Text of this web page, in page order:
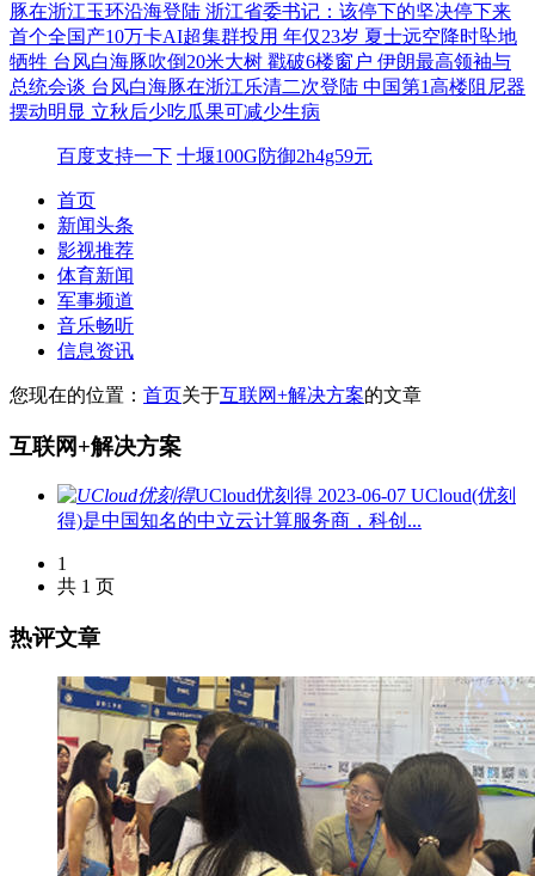
豚在浙江玉环沿海登陆 浙江省委书记：该停下的坚决停下来
首个全国产10万卡AI超集群投用 年仅23岁 夏士远空降时坠地
牺牲 台风白海豚吹倒20米大树 戳破6楼窗户 伊朗最高领袖与
总统会谈 台风白海豚在浙江乐清二次登陆 中国第1高楼阻尼器
摆动明显 立秋后少吃瓜果可减少生病
百度支持一下 十堰100G防御2h4g59元
首页
新闻头条
影视推荐
体育新闻
军事频道
音乐畅听
信息资讯
您现在的位置： 首页关于互联网+解决方案的文章
互联网+解决方案
UCloud优刻得 2023-06-07 UCloud(优刻
得)是中国知名的中立云计算服务商，科创...
1
共 1 页
热评文章